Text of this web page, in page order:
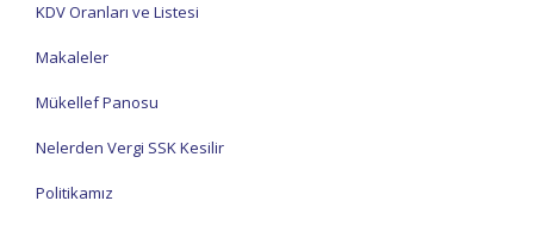
KDV Oranları ve Listesi
Makaleler
Mükellef Panosu
Nelerden Vergi SSK Kesilir
Politikamız